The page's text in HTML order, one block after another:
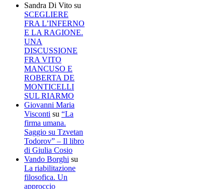
Sandra Di Vito su
SCEGLIERE
FRA L’INFERNO
E LA RAGIONE.
UNA
DISCUSSIONE
FRA VITO
MANCUSO E
ROBERTA DE
MONTICELLI
SUL RIARMO
Giovanni Maria
Visconti su “La
firma umana.
Saggio su Tzvetan
Todorov” – Il libro
di Giulia Cosio
Vando Borghi su
La riabilitazione
filosofica. Un
approccio